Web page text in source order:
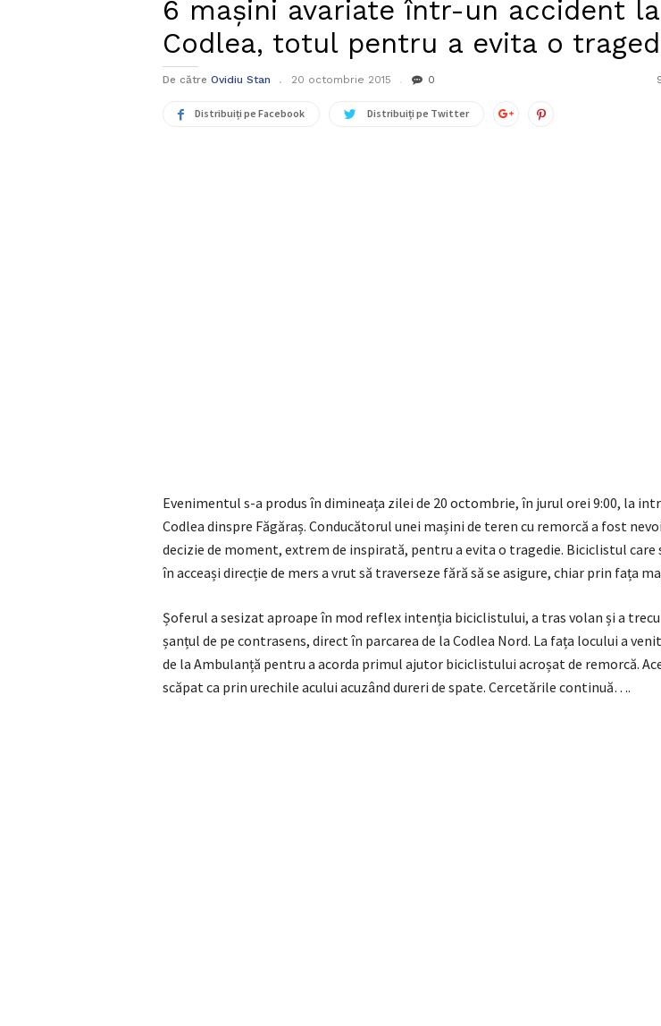
6 mașini avariate într-un accident la
Codlea, totul pentru a evita o
De către Ovidiu Stan 20 octombrie 2015 0
Distribuiți pe Facebook Distribuiți pe Twitter
Evenimentul s-a produs în dimineața zilei de 20 octombrie, în jurul orei 9:00, la
Codlea dinspre Făgăraș. Conducătorul unei mașini de teren cu remorcă a fost
decizie de moment, extrem de inspirată, pentru a evita o tragedie. Biciclistul care
în acceași direcție de mers a vrut să traverseze fără să se asigure, chiar prin fața
Șoferul a sesizat aproape în mod reflex intenția biciclistului, a tras volan și a
șanțul de pe contrasens, direct în parcarea de la Codlea Nord. La fața locului a
de la Ambulanță pentru a acorda primul ajutor biciclistului acroșat de remorcă.
scăpat ca prin urechile acului acuzând dureri de spate. Cercetările continuă….